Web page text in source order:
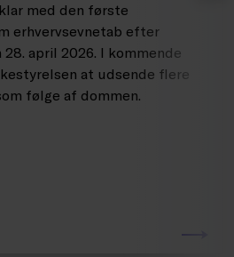
med den første
erhvervsevnetab efter
28. april 2026. I kommende
at udsende flere
følge af dommen.